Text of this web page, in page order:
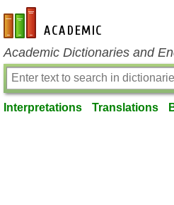
en-academic.com
Academic Dictionaries and
Interpretations Translations